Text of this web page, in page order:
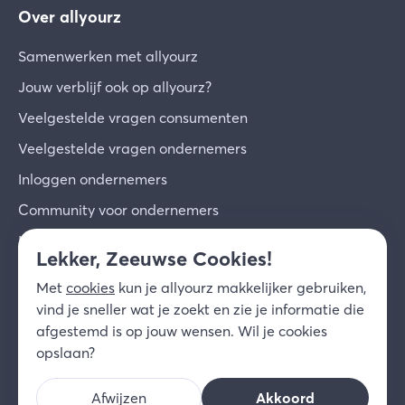
Over allyourz
Samenwerken met allyourz
Jouw verblijf ook op allyourz?
Veelgestelde vragen consumenten
Veelgestelde vragen ondernemers
Inloggen ondernemers
Community voor ondernemers
Inschrijven voor de nieuwsbrief
Over ons
Contact
© 2026 allyourz b.v.
Lekker, Zeeuwse Cookies!
Met cookies kun je allyourz makkelijker gebruiken,
vind je sneller wat je zoekt en zie je informatie die
afgestemd is op jouw wensen. Wil je cookies
opslaan?
Afwijzen Akkoord